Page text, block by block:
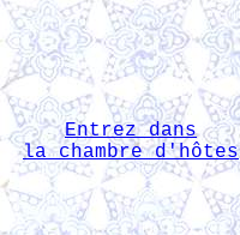
Entrez dans
la chambre d'hôtes